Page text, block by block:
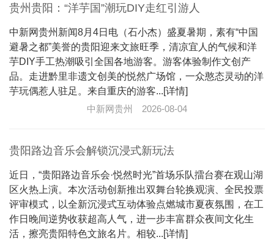
贵州贵阳：“洋芋国”潮玩DIY走红引游人
中新网贵州新闻8月4日电（石小杰）盛夏暑期，素有“中国
避暑之都”美誉的贵阳迎来文旅旺季，清凉宜人的气候和洋
芋DIY手工热潮吸引全国各地游客。游客体验制作文创产
品。走进黔里非遗文创美的悦然广场馆，一众憨态灵动的洋
芋玩偶惹人驻足。来自重庆的游客...[详情]
中新网贵州
2026-08-04
贵阳路边音乐会解锁沉浸式新玩法
近日，“贵阳路边音乐会·悦然时光”首场乐队擂台赛在观山湖
区火热上演。本次活动创新推出双舞台轮换观演、全民投票
评审模式，以全新沉浸式互动体验点燃城市夏夜氛围，在工
作日晚间逆势收获超高人气，进一步丰富群众夜间文化生
活，擦亮贵阳特色文旅名片。相较...[详情]